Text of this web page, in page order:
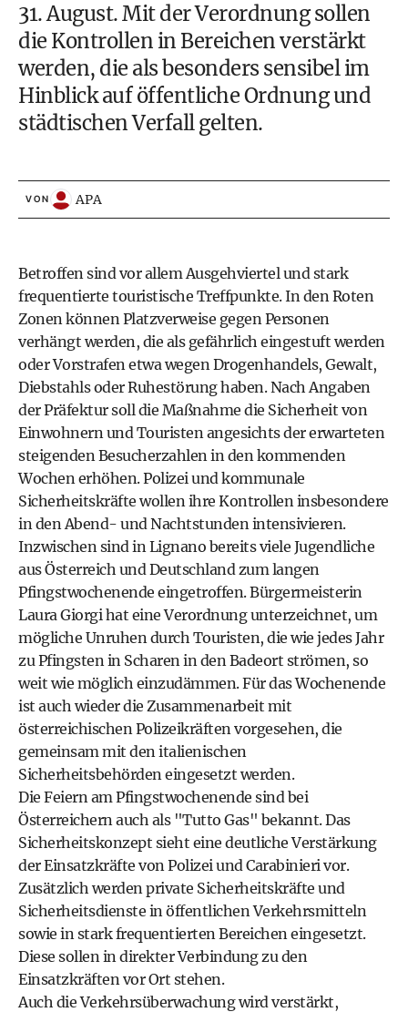
31. August. Mit der Verordnung sollen
die Kontrollen in Bereichen verstärkt
werden, die als besonders sensibel im
Hinblick auf öffentliche Ordnung und
städtischen Verfall gelten.
VON APA
Betroffen sind vor allem Ausgehviertel und stark
frequentierte touristische Treffpunkte. In den Roten
Zonen können Platzverweise gegen Personen
verhängt werden, die als gefährlich eingestuft werden
oder Vorstrafen etwa wegen Drogenhandels, Gewalt,
Diebstahls oder Ruhestörung haben. Nach Angaben
der Präfektur soll die Maßnahme die Sicherheit von
Einwohnern und Touristen angesichts der erwarteten
steigenden Besucherzahlen in den kommenden
Wochen erhöhen. Polizei und kommunale
Sicherheitskräfte wollen ihre Kontrollen insbesondere
in den Abend- und Nachtstunden intensivieren.
Inzwischen sind in Lignano bereits viele Jugendliche
aus Österreich und Deutschland zum langen
Pfingstwochenende eingetroffen. Bürgermeisterin
Laura Giorgi hat eine Verordnung unterzeichnet, um
mögliche Unruhen durch Touristen, die wie jedes Jahr
zu Pfingsten in Scharen in den Badeort strömen, so
weit wie möglich einzudämmen. Für das Wochenende
ist auch wieder die Zusammenarbeit mit
österreichischen Polizeikräften vorgesehen, die
gemeinsam mit den italienischen
Sicherheitsbehörden eingesetzt werden.
Die Feiern am Pfingstwochenende sind bei
Österreichern auch als "Tutto Gas" bekannt. Das
Sicherheitskonzept sieht eine deutliche Verstärkung
der Einsatzkräfte von Polizei und Carabinieri vor.
Zusätzlich werden private Sicherheitskräfte und
Sicherheitsdienste in öffentlichen Verkehrsmitteln
sowie in stark frequentierten Bereichen eingesetzt.
Diese sollen in direkter Verbindung zu den
Einsatzkräften vor Ort stehen.
Auch die Verkehrsüberwachung wird verstärkt,